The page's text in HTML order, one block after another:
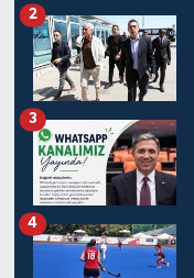
2
3
4